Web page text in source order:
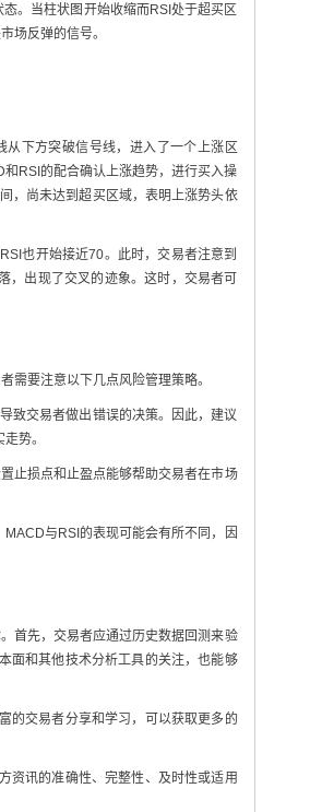
。当柱状图开始收缩而RSI处于超买区
场反弹的信号。
下方突破信号线，进入了一个上涨区
RSI的配合确认上涨趋势，进行买入操
，尚未达到超买区域，表明上涨势头依
也开始接近70。此时，交易者注意到
，出现了交叉的迹象。这时，交易者可
需要注意以下几点风险管理策略。
致交易者做出错误的决策。因此，建议
势。
止损点和止盈点能够帮助交易者在市场
与RSI的表现可能会有所不同，因
首先，交易者应通过历史数据回测来验
面和其他技术分析工具的关注，也能够
的交易者分享和学习，可以获取更多的
资讯的准确性、完整性、及时性或适用